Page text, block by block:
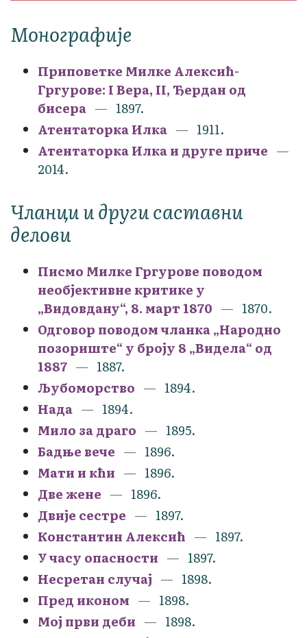
Монографије
Приповетке Милке Алексић-
Гргурове: I Вера, II, Ђердан од
бисера
1897.
Атентаторка Илка
1911.
Атентаторка Илка и друге приче
2014.
Чланци и други саставни
делови
Писмо Милке Гргурове поводом
необјективне критике у
„Видовдану“, 8. март 1870
1870.
Одговор поводом чланка „Народно
позориште“ у броју 8 „Видела“ од
1887
1887.
Љубоморство
1894.
Нада
1894.
Мило за драго
1895.
Бадње вече
1896.
Мати и кћи
1896.
Две жене
1896.
Двије сестре
1897.
Константин Алексић
1897.
У часу опасности
1897.
Несретан случај
1898.
Пред иконом
1898.
Мој први деби
1898.